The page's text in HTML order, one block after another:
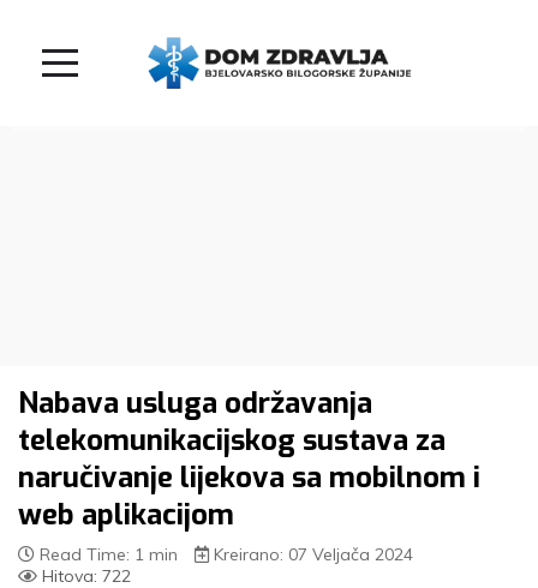
Nabava usluga održavanja
telekomunikacijskog sustava za
naručivanje lijekova sa mobilnom i
web aplikacijom
Read Time: 1 min
Kreirano: 07 Veljača 2024
Hitova: 722